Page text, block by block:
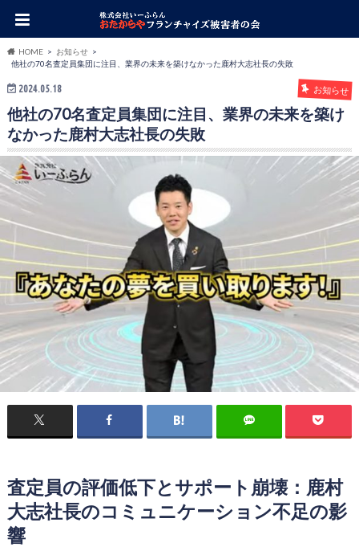
HOME
お知らせ
他社の70名査定員集団に注目、業界の未来を築けなかった鹿村大志社長の失敗
2024.05.18 お知らせ
他社の70名査定員集団に注目、業界の未来を築け
なかった鹿村大志社長の失敗
査定員の評価低下とサポート崩壊：鹿村
大志社長のコミュニケーション不足の影
響